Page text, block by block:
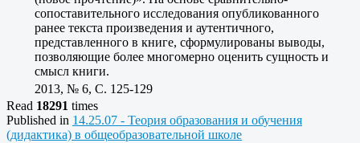
сопоставительного исследования опубликованного
ранее текста произведения и аутентичного,
представленного в книге, сформулированы выводы,
позволяющие более многомерно оценить сущность и
смысл книги.
2013, № 6, C. 125-129
Read 18291 times
Published in 14.25.07 - Теория образования и обучения
(дидактика) в общеобразовательной школе